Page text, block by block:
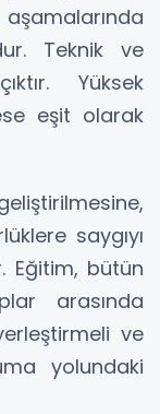
Teknik ve
Yüksek
eşit olarak
saygıyı
Eğitim, bütün
arasında
ve
yolundaki